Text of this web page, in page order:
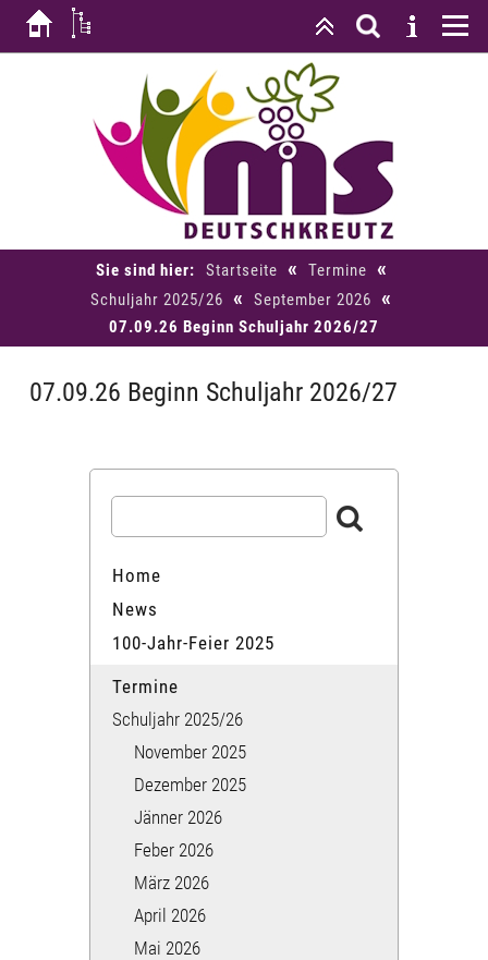
Sie sind hier: Startseite « Termine «
Schuljahr 2025/26 « September 2026 «
07.09.26 Beginn Schuljahr 2026/27
07.09.26 Beginn Schuljahr 2026/27
Home
News
100-Jahr-Feier 2025
Termine
Schuljahr 2025/26
November 2025
Dezember 2025
Jänner 2026
Feber 2026
März 2026
April 2026
Mai 2026